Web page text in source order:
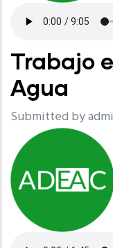
Trabajo
Agua
Submitted by